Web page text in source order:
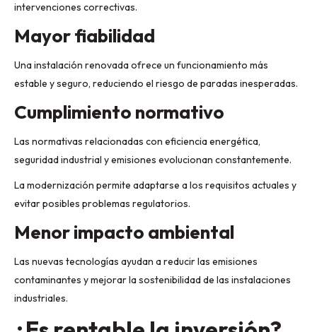
intervenciones correctivas.
Mayor fiabilidad
Una instalación renovada ofrece un funcionamiento más
estable y seguro, reduciendo el riesgo de paradas inesperadas.
Cumplimiento normativo
Las normativas relacionadas con eficiencia energética,
seguridad industrial y emisiones evolucionan constantemente.
La modernización permite adaptarse a los requisitos actuales y
evitar posibles problemas regulatorios.
Menor impacto ambiental
Las nuevas tecnologías ayudan a reducir las emisiones
contaminantes y mejorar la sostenibilidad de las instalaciones
industriales.